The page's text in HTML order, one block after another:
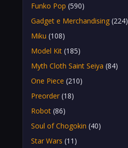
Funko Pop (590)
Gadget e Merchandising (224)
Miku (108)
Model Kit (185)
Myth Cloth Saint Seiya (84)
One Piece (210)
Preorder (18)
Robot (86)
Soul of Chogokin (40)
Star Wars (11)